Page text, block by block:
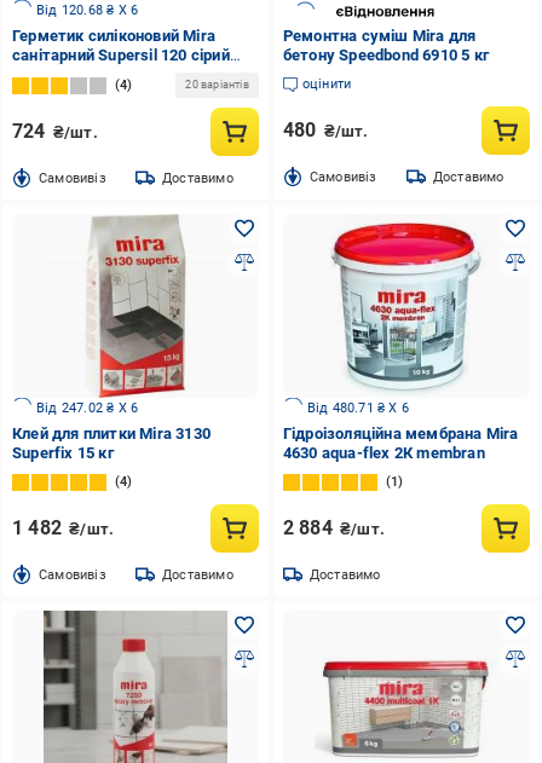
Від 120.68 ₴ X 6
Герметик силіконовий Mira
санітарний Supersil 120 сірий
300 мл
4 20 варіантів
724 ₴/шт.
Cамовивіз Доставимо
Ремонтна суміш Mira для
бетону Speedbond 6910 5 кг
оцінити
480 ₴/шт.
Cамовивіз Доставимо
Від 247.02 ₴ X 6
Клей для плитки Mira 3130
Superfix 15 кг
4
1 482 ₴/шт.
Cамовивіз Доставимо
Від 480.71 ₴ X 6
Гідроізоляційна мембрана Mira
4630 aqua-flex 2К membran
1
2 884 ₴/шт.
Доставимо